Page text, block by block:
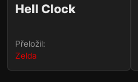
Hell Clock
Přeložil:
Zelda